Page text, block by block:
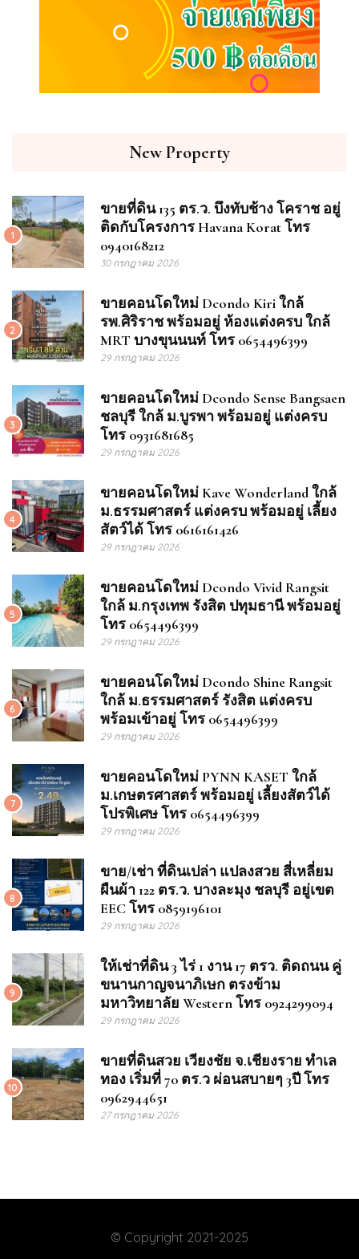
New Property
1
ขายที่ดิน 135 ตร.ว. บึงทับช้าง โคราช อยู่
ติดกับโครงการ Havana Korat โทร
0940168212
30 กรกฎาคม 2026
2
ขายคอนโดใหม่ Dcondo Kiri ใกล้
รพ.ศิริราช พร้อมอยู่ ห้องแต่งครบ ใกล้
MRT บางขุนนนท์ โทร 0654496399
29 กรกฎาคม 2026
3
ขายคอนโดใหม่ Dcondo Sense Bangsaen
ชลบุรี ใกล้ ม.บูรพา พร้อมอยู่ แต่งครบ
โทร 0931681685
29 กรกฎาคม 2026
4
ขายคอนโดใหม่ Kave Wonderland ใกล้
ม.ธรรมศาสตร์ แต่งครบ พร้อมอยู่ เลี้ยง
สัตว์ได้ โทร 0616161426
29 กรกฎาคม 2026
5
ขายคอนโดใหม่ Dcondo Vivid Rangsit
ใกล้ ม.กรุงเทพ รังสิต ปทุมธานี พร้อมอยู่
โทร 0654496399
29 กรกฎาคม 2026
6
ขายคอนโดใหม่ Dcondo Shine Rangsit
ใกล้ ม.ธรรมศาสตร์ รังสิต แต่งครบ
พร้อมเข้าอยู่ โทร 0654496399
29 กรกฎาคม 2026
7
ขายคอนโดใหม่ PYNN KASET ใกล้
ม.เกษตรศาสตร์ พร้อมอยู่ เลี้ยงสัตว์ได้
โปรพิเศษ โทร 0654496399
29 กรกฎาคม 2026
8
ขาย/เช่า ที่ดินเปล่า แปลงสวย สี่เหลี่ยม
ผืนผ้า 122 ตร.ว. บางละมุง ชลบุรี อยู่เขต
EEC โทร 0859196101
29 กรกฎาคม 2026
9
ให้เช่าที่ดิน 3 ไร่ 1 งาน 17 ตรว. ติดถนน คู่
ขนานกาญจนาภิเษก ตรงข้าม
มหาวิทยาลัย Western โทร 0924299094
29 กรกฎาคม 2026
10
ขายที่ดินสวย เวียงชัย จ.เชียงราย ทำเล
ทอง เริ่มที่ 70 ตร.ว ผ่อนสบายๆ 3ปี โทร
0962944651
27 กรกฎาคม 2026
© Copyright 2021-2025